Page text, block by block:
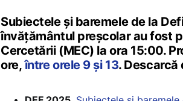
Subiectele și baremele de la
învățământul preșcolar au fost
Cercetării (MEC) la ora 15:00.
ore,între orele 9 și 13.